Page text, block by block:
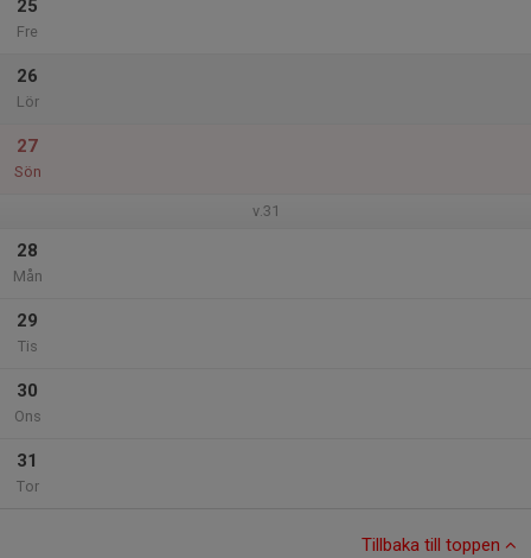
25
Fre
26
Lör
27
Sön
v.31
28
Mån
29
Tis
30
Ons
31
Tor
Tillbaka till toppen